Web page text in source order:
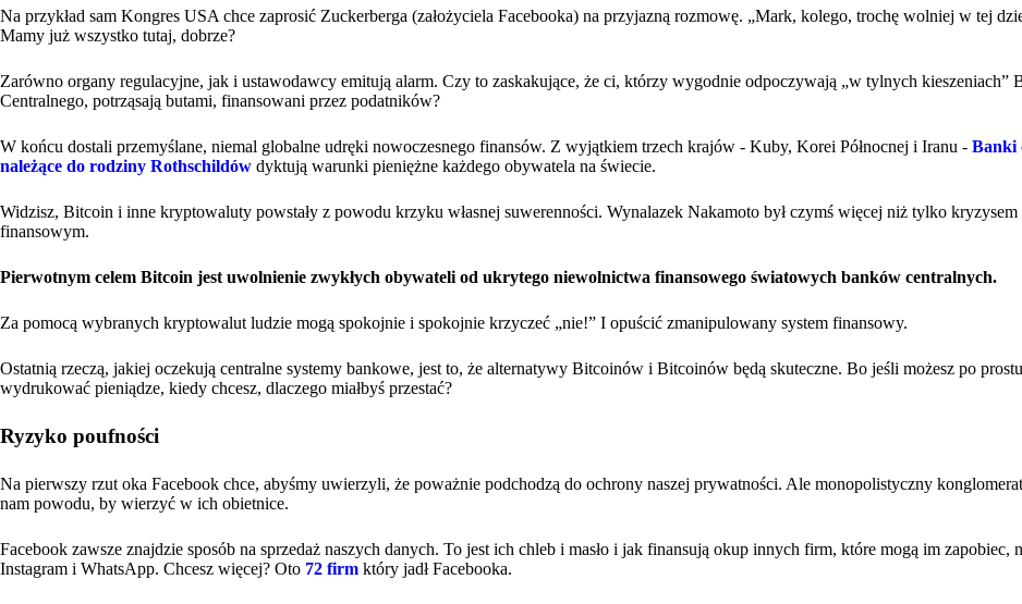
Na przykład sam Kongres USA chce zaprosić Zuckerberga (założyciela Facebooka) na przyjazną rozmowę. „Mark, kolego, trochę wolniej w tej
Mamy już wszystko tutaj, dobrze?
Zarówno organy regulacyjne, jak i ustawodawcy emitują alarm. Czy to zaskakujące, że ci, którzy wygodnie odpoczywają „w tylnych kieszeniach”
Centralnego, potrząsają butami, finansowani przez podatników?
W końcu dostali przemyślane, niemal globalne udręki nowoczesnego finansów. Z wyjątkiem trzech krajów - Kuby, Korei Północnej i Iranu - Banki
należące do rodziny Rothschildów dyktują warunki pieniężne każdego obywatela na świecie.
Widzisz, Bitcoin i inne kryptowaluty powstały z powodu krzyku własnej suwerenności. Wynalazek Nakamoto był czymś więcej niż tylko kryzysem
finansowym.
Pierwotnym celem Bitcoin jest uwolnienie zwykłych obywateli od ukrytego niewolnictwa finansowego światowych banków centralnych.
Za pomocą wybranych kryptowalut ludzie mogą spokojnie i spokojnie krzyczeć „nie!” I opuścić zmanipulowany system finansowy.
Ostatnią rzeczą, jakiej oczekują centralne systemy bankowe, jest to, że alternatywy Bitcoinów i Bitcoinów będą skuteczne. Bo jeśli możesz po prostu
wydrukować pieniądze, kiedy chcesz, dlaczego miałbyś przestać?
Ryzyko poufności
Na pierwszy rzut oka Facebook chce, abyśmy uwierzyli, że poważnie podchodzą do ochrony naszej prywatności. Ale monopolistyczny
nam powodu, by wierzyć w ich obietnice.
Facebook zawsze znajdzie sposób na sprzedaż naszych danych. To jest ich chleb i masło i jak finansują okup innych firm, które mogą im zapobiec,
Instagram i WhatsApp. Chcesz więcej? Oto 72 firm który jadł Facebooka.